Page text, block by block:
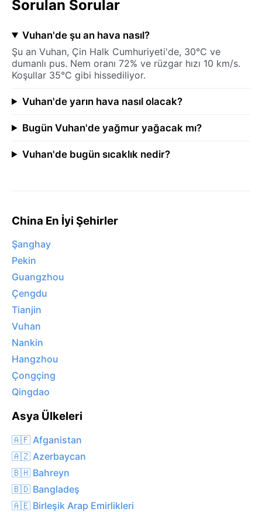
Sorulan Sorular
Vuhan'de şu an hava nasıl?
Şu an Vuhan, Çin Halk Cumhuriyeti'de, 30°C ve
dumanlı pus. Nem oranı 72% ve rüzgar hızı 10 km/s.
Koşullar 35°C gibi hissediliyor.
Vuhan'de yarın hava nasıl olacak?
Bugün Vuhan'de yağmur yağacak mı?
Vuhan'de bugün sıcaklık nedir?
China En İyi Şehirler
Şanghay
Pekin
Guangzhou
Çengdu
Tianjin
Vuhan
Nankin
Hangzhou
Çongçing
Qingdao
Asya Ülkeleri
🇦🇫 Afganistan
🇦🇿 Azerbaycan
🇧🇭 Bahreyn
🇧🇩 Bangladeş
🇦🇪 Birleşik Arap Emirlikleri